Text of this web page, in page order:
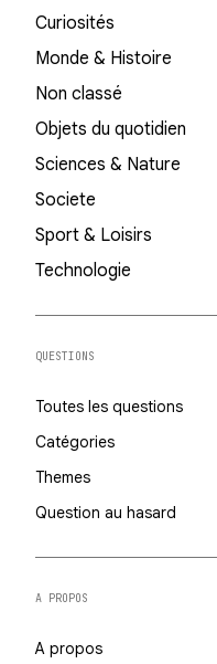
Curiosités
Monde & Histoire
Non classé
Objets du quotidien
Sciences & Nature
Societe
Sport & Loisirs
Technologie
QUESTIONS
Toutes les questions
Catégories
Themes
Question au hasard
A PROPOS
A propos